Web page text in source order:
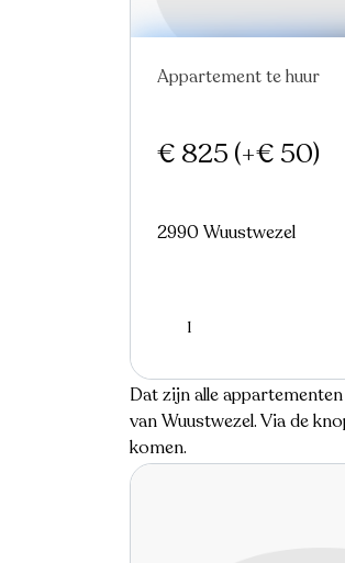
Nieuw
Appartement te huur
€ 825 (+€ 50)
2990 Wuustwezel
1
Dat zijn alle
van Wuustwezel. Via de
komen.